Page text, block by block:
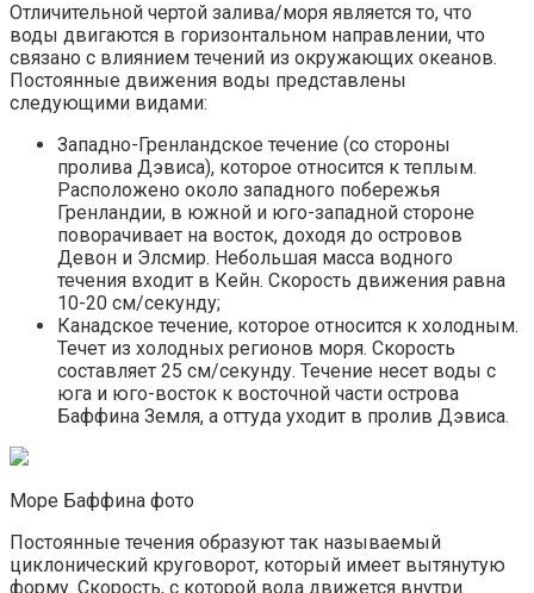
Отличительной чертой залива/моря является то, что
воды двигаются в горизонтальном направлении, что
связано с влиянием течений из окружающих океанов.
Постоянные движения воды представлены
следующими видами:
Западно-Гренландское течение (со стороны
пролива Дэвиса), которое относится к теплым.
Расположено около западного побережья
Гренландии, в южной и юго-западной стороне
поворачивает на восток, доходя до островов
Девон и Элсмир. Небольшая масса водного
течения входит в Кейн. Скорость движения равна
10-20 см/секунду;
Канадское течение, которое относится к холодным.
Течет из холодных регионов моря. Скорость
составляет 25 см/секунду. Течение несет воды с
юга и юго-восток к восточной части острова
Баффина Земля, а оттуда уходит в пролив Дэвиса.
Море Баффина фото
Постоянные течения образуют так называемый
циклонический круговорот, который имеет вытянутую
форму. Скорость, с которой вода движется внутри